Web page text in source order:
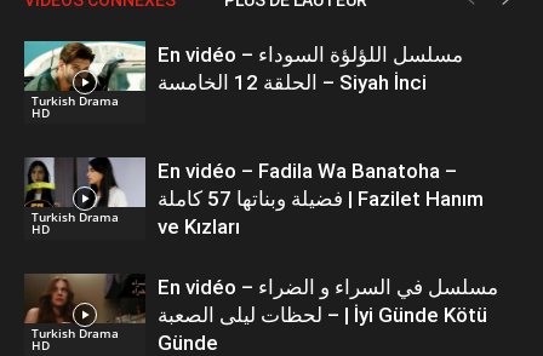
Turkish Drama
HD
En vidéo – مسلسل اللؤلؤة السوداء
الحلقة 12 الخامسة – Siyah İnci
Turkish Drama
HD
En vidéo – Fadila Wa Banatoha –
فضيلة وبناتها 57 كاملة | Fazilet Hanım
ve Kızları
Turkish Drama
HD
En vidéo – مسلسل في السراء و الضراء
– لحظات ليلى الصعبة | İyi Günde Kötü
Günde